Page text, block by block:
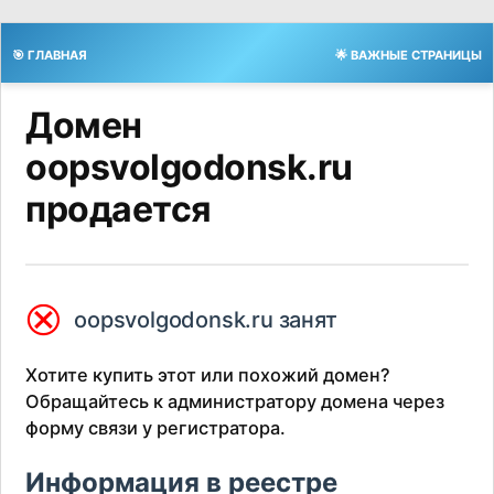
🎯 ГЛАВНАЯ 🌟 ВАЖНЫЕ СТРАНИЦЫ
Домен
oopsvolgodonsk.ru
продается
⮿ oopsvolgodonsk.ru занят
Хотите купить этот или похожий домен?
Обращайтесь к администратору домена через
форму связи у регистратора.
Информация в реестре